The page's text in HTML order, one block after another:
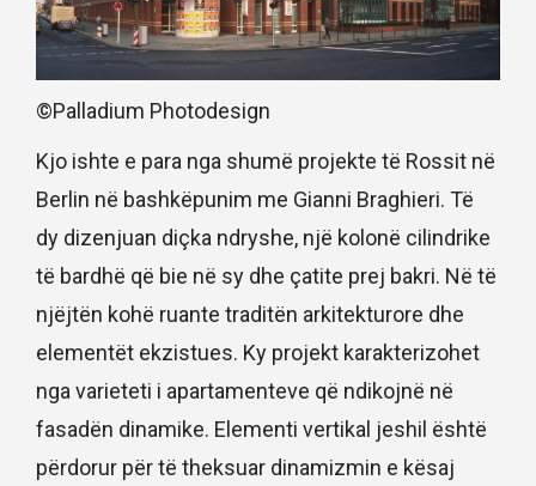
©Palladium Photodesign
Kjo ishte e para nga shumë projekte të Rossit në
Berlin në bashkëpunim me Gianni Braghieri. Të
dy dizenjuan diçka ndryshe, një kolonë cilindrike
të bardhë që bie në sy dhe çatite prej bakri. Në të
njëjtën kohë ruante traditën arkitekturore dhe
elementët ekzistues. Ky projekt karakterizohet
nga varieteti i apartamenteve që ndikojnë në
fasadën dinamike. Elementi vertikal jeshil është
përdorur për të theksuar dinamizmin e kësaj